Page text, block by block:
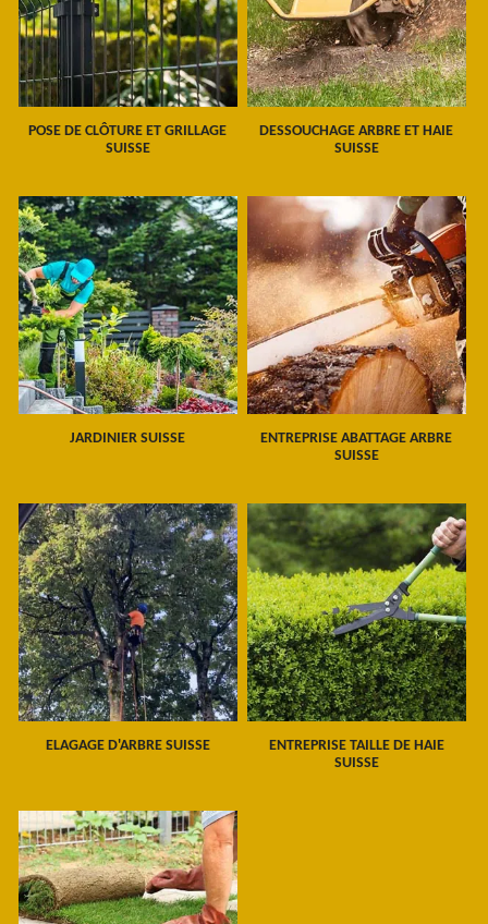
POSE DE CLÔTURE ET GRILLAGE
SUISSE
DESSOUCHAGE ARBRE ET HAIE
SUISSE
JARDINIER SUISSE
ENTREPRISE ABATTAGE ARBRE
SUISSE
ELAGAGE D'ARBRE SUISSE
ENTREPRISE TAILLE DE HAIE
SUISSE